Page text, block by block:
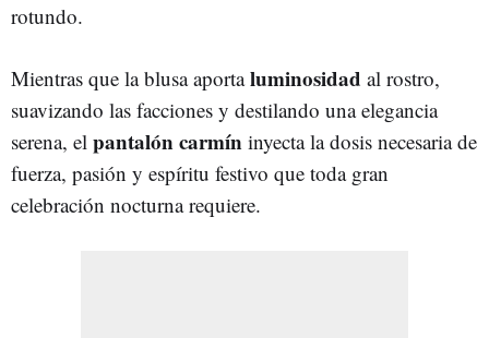
rotundo.
Mientras que la blusa aportaluminosidad al rostro,
suavizando las facciones y destilando una elegancia
serena, el pantalón carmín inyecta la dosis necesaria de
fuerza, pasión y espíritu festivo que toda gran
celebración nocturna requiere.